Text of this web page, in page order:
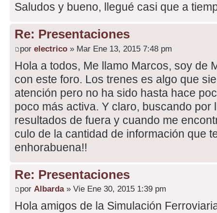
Saludos y bueno, llegué casi que a
Re: Presentaciones
por electrico » Mar Ene 13, 2015 7:48 pm
Hola a todos, Me llamo Marcos, soy de
con este foro. Los trenes es algo que
atención pero no ha sido hasta hace
poco más activa. Y claro, buscando por
resultados de fuera y cuando me
culo de la cantidad de información que
enhorabuena!!
Re: Presentaciones
por Albarda» Vie Ene 30, 2015 1:39 pm
Hola amigos de la Simulación